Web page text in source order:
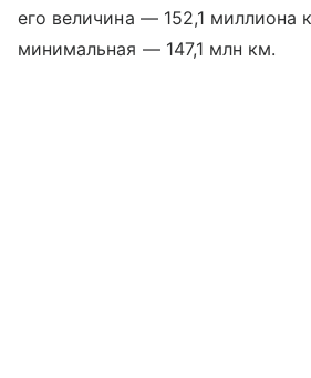
его величина — 152,1 миллиона
минимальная — 147,1 млн км.